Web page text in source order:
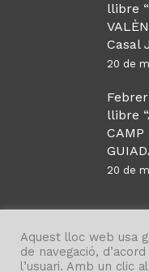
llibre
Casal
20 de
llibre
CAMP
20 de
Aquest lloc web usa
de navegació,
l’usuari. Amb un clic